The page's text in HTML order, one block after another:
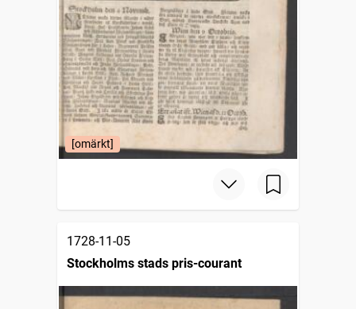
[omärkt]
1728-11-05
Stockholms stads pris-courant